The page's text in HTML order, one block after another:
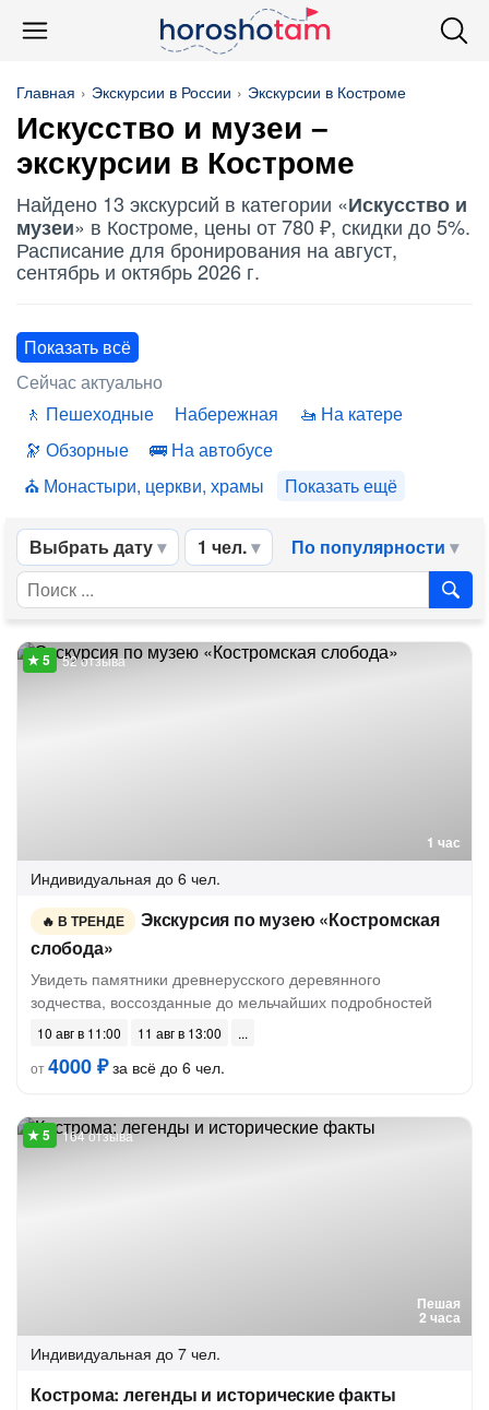
Главная Экскурсии в России Экскурсии в Костроме
Искусство и музеи –
экскурсии в Костроме
Найдено 13 экскурсий в категории «Искусство и
музеи» в Костроме, цены от 780 ₽, скидки до 5%.
Расписание для бронирования на август,
сентябрь и октябрь 2026 г.
Показать всё
Сейчас актуально
Пешеходные
Набережная
На катере
Обзорные
На автобусе
Монастыри, церкви, храмы
Показать ещё
Выбрать дату 1 чел. По популярности
1 час
52 отзыва
Индивидуальная до 6 чел.
В ТРЕНДЕ
Экскурсия по музею «Костромская
слобода»
Увидеть памятники древнерусского деревянного
зодчества, воссозданные до мельчайших подробностей
10 авг в 11:00
11 авг в 13:00
от4000 ₽за всё до 6 чел.
Пешая
2 часа
164 отзыва
Индивидуальная до 7 чел.
Кострома: легенды и исторические факты